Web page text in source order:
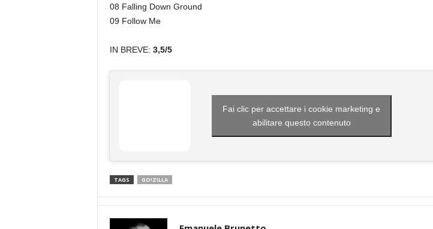
08 Falling Down Ground
09 Follow Me
IN BREVE: 3,5/5
Fai clic per accettare i cookie marketing e
abilitare questo contenuto
TAGS GO!ZILLA